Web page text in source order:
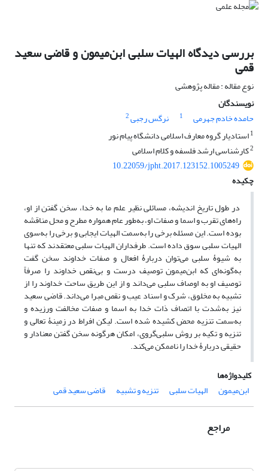
بررسی دیدگاه الهیات سلبی ابن‌میمون و قاضی سعید
قمی
نوع مقاله : مقاله پژوهشی
نویسندگان
حامده خادم جهرمی
1 نرگس رجبی2
1استادیار گروه معارف اسلامی دانشگاه پیام نور
2کارشناسی ارشد فلسفه و کلام اسلامی
10.22059/jpht.2017.123152.1005249
چکیده
در طول تاریخ اندیشه، مسائلی نظیر علم ما به خدا، سخن گفتن از او،
راه‌های تقرب و اسما و صفات او، به‌طور عام همواره مطرح و محل مناقشه
بوده است. این مسئله برخی را به‌سمت الهیات ایجابی و برخی را به‌‌سوی
الهیات سلبی سوق داده است. طرفداران الهیات سلبی معتقدند که تنها
به شیوۀ سلبی می‌توان دربارۀ افعال و صفات خداوند سخن گفت
به‌گونه‌ای که ابن‌میمون توصیف درست و بی‌نقص خداوند را صرفاً
توصیف او به اوصاف سلبی می‌داند و از این طریق ساحت خداوند را از
تشبیه به مخلوق، شرک و اسناد عیب و نقص مبرا می‌داند. قاضی سعید
نیز به‌شدت با اتصاف ذات خدا به اسما و صفات مخالفت ورزیده و
به‌سمت تنزیه محض کشیده شده است. لیکن افراط در زمینۀ تعالی و
تنزیه و تکیه بر روش سلبی‌گروی، امکان هرگونه سخن گفتن معنادار و
حقیقی دربارۀ خدا را ناممکن می‌کند.
کلیدواژه‌ها
ابن‌میمون
الهیات سلبی تنزیه و تشبیه قاضی سعید قمی
مراجع